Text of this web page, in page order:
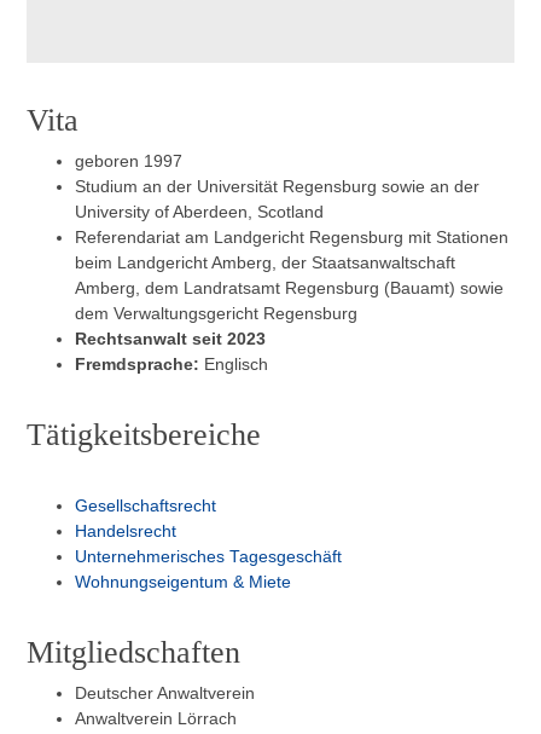
Vita
geboren 1997
Studium an der Universität Regensburg sowie an der
University of Aberdeen, Scotland
Referendariat am Landgericht Regensburg mit Stationen
beim Landgericht Amberg, der Staatsanwaltschaft
Amberg, dem Landratsamt Regensburg (Bauamt) sowie
dem Verwaltungsgericht Regensburg
Rechtsanwalt seit 2023
Fremdsprache: Englisch
Tätigkeitsbereiche
Gesellschaftsrecht
Handelsrecht
Unternehmerisches Tagesgeschäft
Wohnungseigentum & Miete
Mitgliedschaften
Deutscher Anwaltverein
Anwaltverein Lörrach